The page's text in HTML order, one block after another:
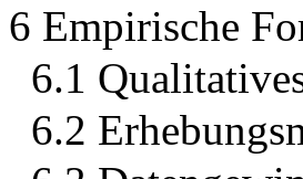
6 Empirische
6.1
6.2